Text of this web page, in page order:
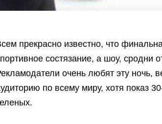
прекрасно известно, что
состязание, а шоу,
очень любят эту ночь,
по всему миру, хотя показ